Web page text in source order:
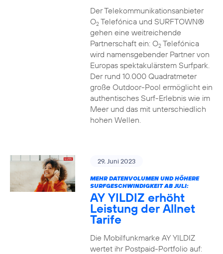
Der Telekommunikationsanbieter
O2Telefónica und SURFTOWN®
gehen eine weitreichende
Partnerschaft ein: O2Telefónica
wird namensgebender Partner von
Europas spektakulärstem Surfpark.
Der rund 10.000 Quadratmeter
große Outdoor-Pool ermöglicht ein
authentisches Surf-Erlebnis wie im
Meer und das mit unterschiedlich
hohen Wellen.
29. Juni 2023
MEHR DATENVOLUMEN UND HÖHERE
SURFGESCHWINDIGKEIT AB JULI:
AY YILDIZ erhöht
Leistung der Allnet
Tarife
Die Mobilfunkmarke AY YILDIZ
wertet ihr Postpaid-Portfolio auf: